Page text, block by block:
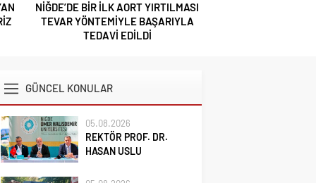
NİĞDE’DE BİR İLK AORT YIRTILMASI
TEVAR YÖNTEMİYLE BAŞARIYLA
TEDAVİ EDİLDİ
GÜNCEL KONULAR
05.08.2026
REKTÖR PROF. DR.
HASAN USLU
BAŞARILARINI VE